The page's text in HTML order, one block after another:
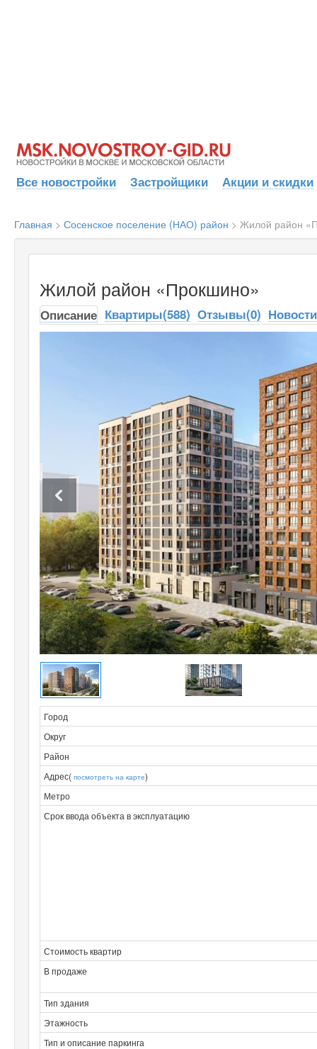
Все новостройки Застройщики Акции и скидки
Главная > Сосенское поселение (НАО) район > Жилой район
Жилой район «Прокшино»
Описание Квартиры(588) Отзывы(0)
Город
Округ
Район
Адрес( посмотреть на карте)
Метро
Срок ввода объекта в эксплуатацию
Стоимость квартир
В продаже
Тип здания
Этажность
Тип и описание паркинга